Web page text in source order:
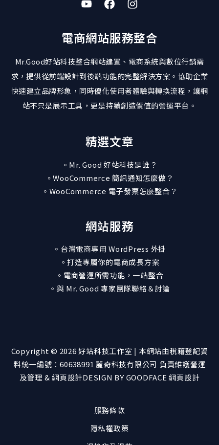
電商網站服務整合
Mr.Good好站科技整合網站建置、電商系統與數位行銷需
求，提供從前端設計到後端功能的完整解決方案。協助企業
快速建立品牌形象，同時優化使用者體驗與轉換流程，讓網
站不只是展示工具，更是持續創造價值的營運平台。
精選文章
。Mr. Good 好站科技是誰？
。WooCommerce 簡訊通知怎麼做？
。WooCommerce 電子發票怎麼整合？
網站服務
。台灣電商專用 WordPress 外掛
。打造專屬你的電商成長方案
。電商營運所需功能，一站整合
。與 Mr. Good 專家團隊聯絡＆討論
Copyright © 2026 好站科技工作室 | 本網站由稅籍登記資
料統一編號：60638991 麗奇科技有限公司 負責維護營運
及管理 & 網頁設計DESIGN BY GOODFACE 網頁設計
服務條款
隱私權政策